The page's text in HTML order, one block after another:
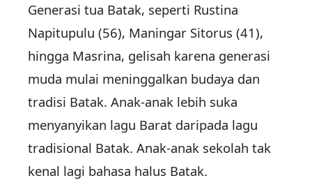
Generasi tua Batak, seperti Rustina
Napitupulu (56), Maningar Sitorus (41),
hingga Masrina, gelisah karena generasi
muda mulai meninggalkan budaya dan
tradisi Batak. Anak-anak lebih suka
menyanyikan lagu Barat daripada lagu
tradisional Batak. Anak-anak sekolah tak
kenal lagi bahasa halus Batak.